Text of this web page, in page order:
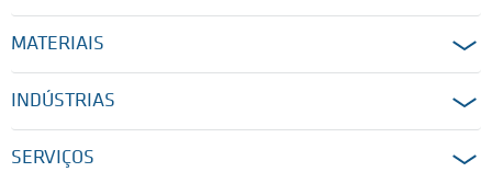
MATERIAIS
INDÚSTRIAS
SERVIÇOS